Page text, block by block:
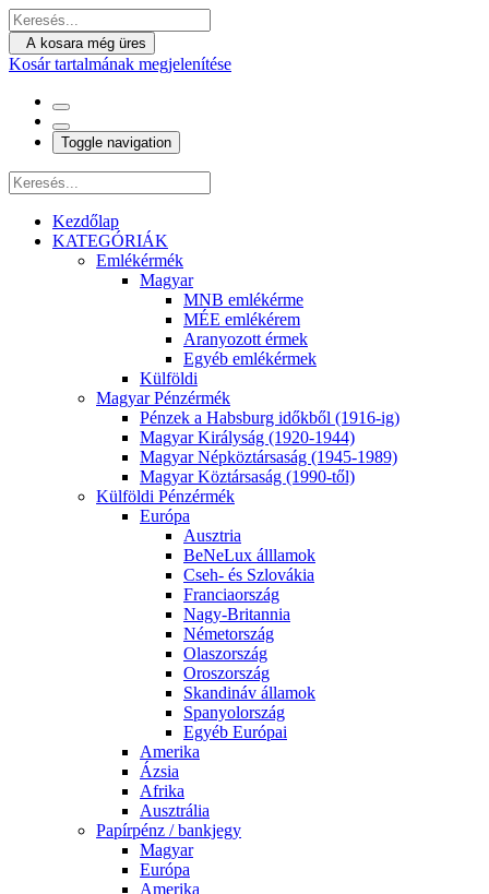
A kosara még üres
Kosár tartalmának megjelenítése
Toggle navigation
Kezdőlap
KATEGÓRIÁK
Emlékérmék
Magyar
MNB emlékérme
MÉE emlékérem
Aranyozott érmek
Egyéb emlékérmek
Külföldi
Magyar Pénzérmék
Pénzek a Habsburg időkből (1916-ig)
Magyar Királyság (1920-1944)
Magyar Népköztársaság (1945-1989)
Magyar Köztársaság (1990-től)
Külföldi Pénzérmék
Európa
Ausztria
BeNeLux álllamok
Cseh- és Szlovákia
Franciaország
Nagy-Britannia
Németország
Olaszország
Oroszország
Skandináv államok
Spanyolország
Egyéb Európai
Amerika
Ázsia
Afrika
Ausztrália
Papírpénz / bankjegy
Magyar
Európa
Amerika